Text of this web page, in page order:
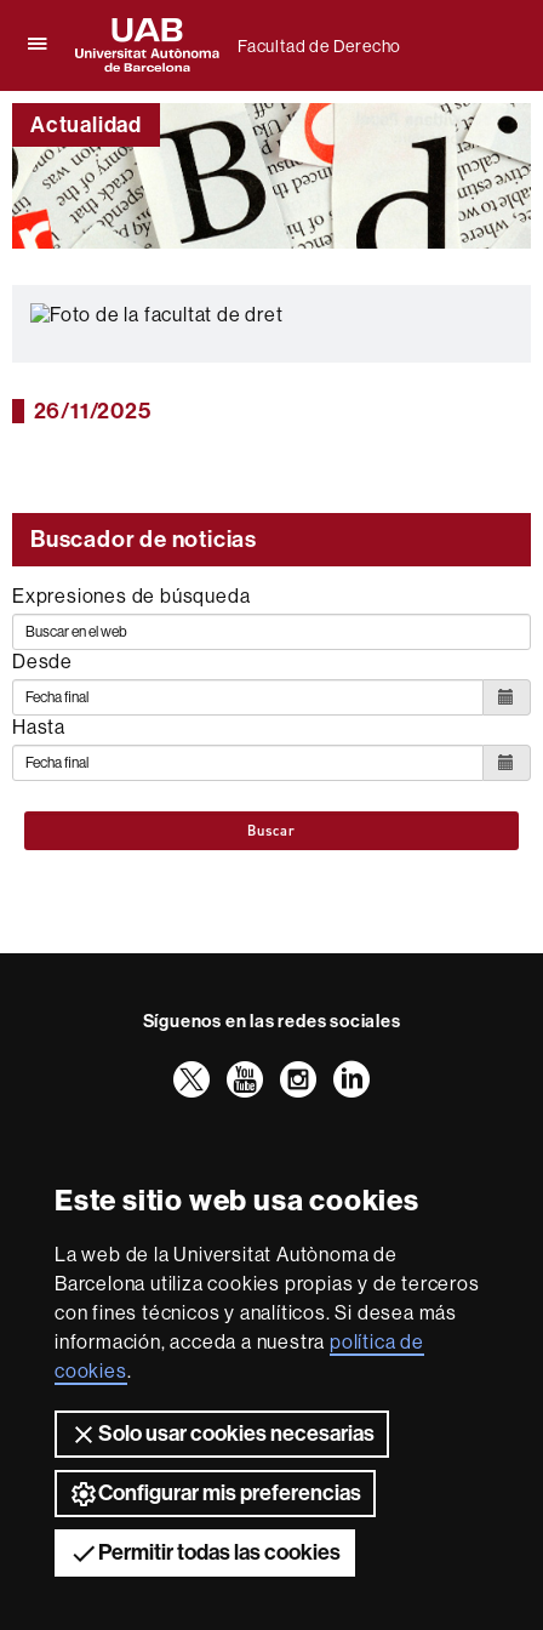
Este sitio web usa cookies
La web de la Universitat Autònoma de
Barcelona utiliza cookies propias y de terceros
con fines técnicos y analíticos. Si desea más
información, acceda a nuestrapolítica de
cookies.
Solo usar cookies necesarias
Configurar mis preferencias
Permitir todas las cookies
aquí
para
desplegar
el
menú
de
Facultad
de
Universitat
Autònoma
de
Barcelona
Facultad de Derecho
Actualidad
26/11/2025
Buscador de noticias
Expresiones de búsqueda
Desde
Hasta
Buscar
Síguenos en las redes sociales
TwitterYouTube
Instagram
LinkedIn
Excellence
Research
-
Euraxess
Con la financiación de
Sobre
esta
web Aviso legal Protección de datos
web Accesibilidad web Mapa del web UAB
2026 Universitat Autònoma de Barcelona